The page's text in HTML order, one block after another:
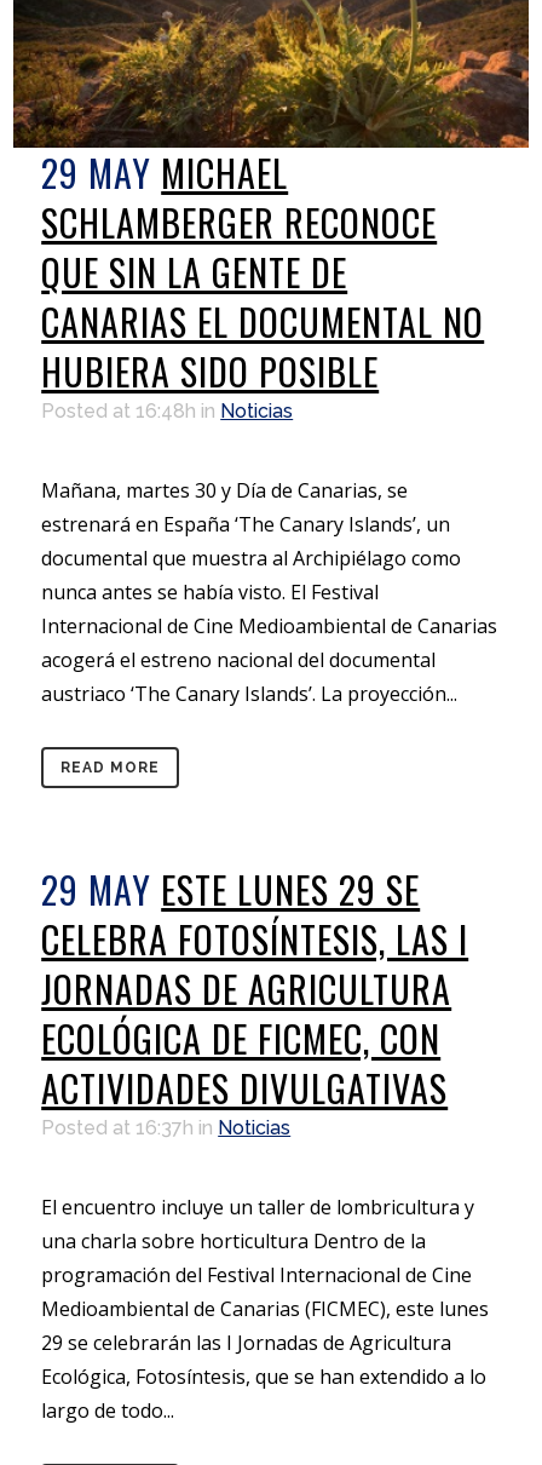
29 MAY MICHAEL
SCHLAMBERGER RECONOCE
QUE SIN LA GENTE DE
CANARIAS EL DOCUMENTAL NO
HUBIERA SIDO POSIBLE
Posted at 16:48h in Noticias
Mañana, martes 30 y Día de Canarias, se
estrenará en España ‘The Canary Islands’, un
documental que muestra al Archipiélago como
nunca antes se había visto. El Festival
Internacional de Cine Medioambiental de Canarias
acogerá el estreno nacional del documental
austriaco ‘The Canary Islands’. La proyección...
READ MORE
29 MAY ESTE LUNES 29 SE
CELEBRA FOTOSÍNTESIS, LAS I
JORNADAS DE AGRICULTURA
ECOLÓGICA DE FICMEC, CON
ACTIVIDADES DIVULGATIVAS
Posted at 16:37h in Noticias
El encuentro incluye un taller de lombricultura y
una charla sobre horticultura Dentro de la
programación del Festival Internacional de Cine
Medioambiental de Canarias (FICMEC), este lunes
29 se celebrarán las I Jornadas de Agricultura
Ecológica, Fotosíntesis, que se han extendido a lo
largo de todo...